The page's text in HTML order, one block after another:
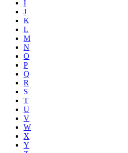
I
J
K
L
M
N
O
P
Q
R
S
T
U
V
W
X
Y